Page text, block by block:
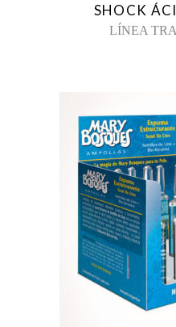
SHOCK
LÍNEA